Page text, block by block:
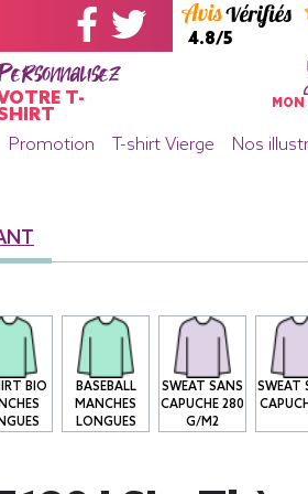
4.8/5
T- MON
Promotion T-shirt Vierge Nos
BIO
BASEBALL
MANCHES
LONGUES
SWEAT SANS
CAPUCHE 280
G/M2
SWEAT